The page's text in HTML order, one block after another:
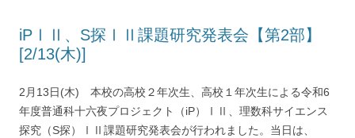
iPⅠⅡ、S探ⅠⅡ課題研究発表会【第2部】
[2/13(木)]
2月13日(木) 本校の高校２年次生、高校１年次生による令和6
年度普通科十六夜プロジェクト（iP）ⅠⅡ、理数科サイエンス
探究（S探）ⅠⅡ課題研究発表会が行われました。当日は、